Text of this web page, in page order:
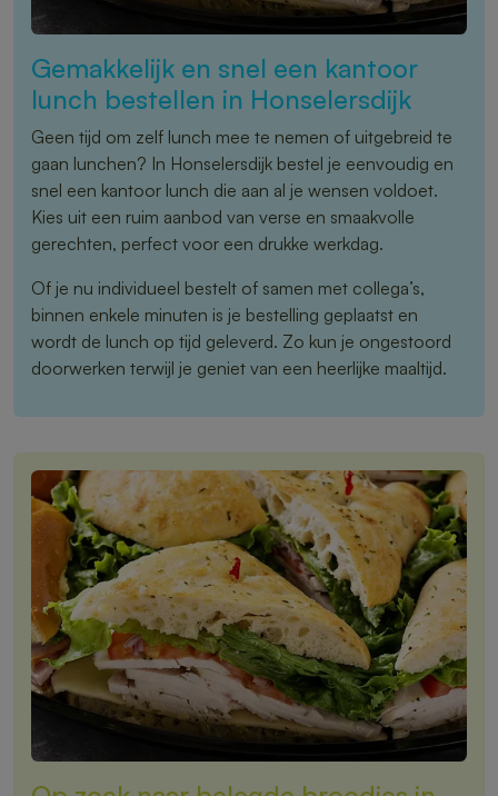
Gemakkelijk en snel een kantoor
lunch bestellen in Honselersdijk
Geen tijd om zelf lunch mee te nemen of uitgebreid te
gaan lunchen? In Honselersdijk bestel je eenvoudig en
snel een kantoor lunch die aan al je wensen voldoet.
Kies uit een ruim aanbod van verse en smaakvolle
gerechten, perfect voor een drukke werkdag.
Of je nu individueel bestelt of samen met collega’s,
binnen enkele minuten is je bestelling geplaatst en
wordt de lunch op tijd geleverd. Zo kun je ongestoord
doorwerken terwijl je geniet van een heerlijke maaltijd.